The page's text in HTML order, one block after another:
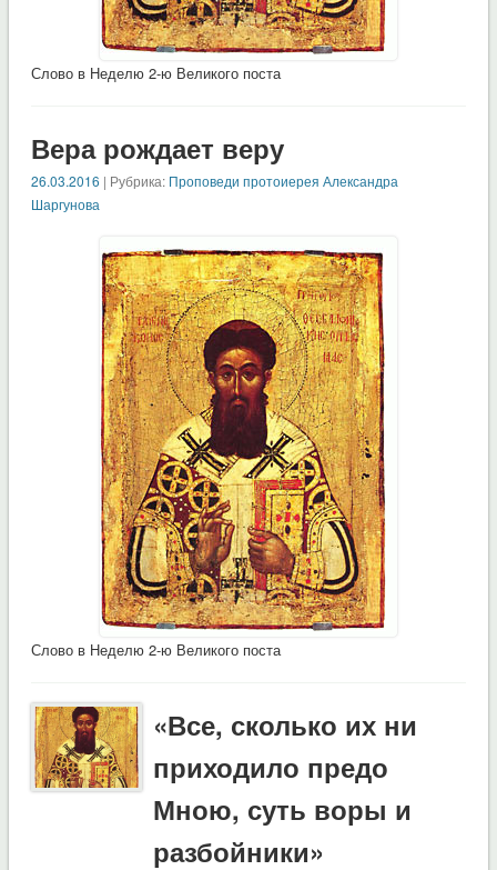
Слово в Неделю 2-ю Великого поста
Вера рождает веру
26.03.2016 | Рубрика: Проповеди протоиерея Александра
Шаргунова
Слово в Неделю 2-ю Великого поста
«Все, сколько их ни
приходило предо
Мною, суть воры и
разбойники»